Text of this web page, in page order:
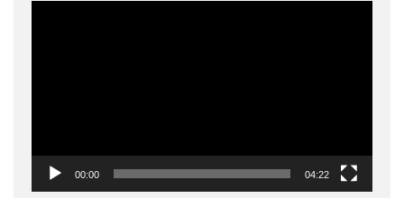
00:00 04:22